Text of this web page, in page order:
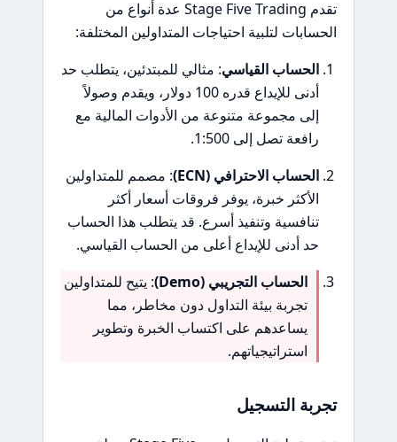
تقدم Stage Five Trading عدة أنواع من
الحسابات لتلبية احتياجات المتداولين المختلفة:
الحساب القياسي: مثالي للمبتدئين، يتطلب حد
أدنى للإيداع قدره 100 دولار، ويقدم وصولاً
إلى مجموعة متنوعة من الأدوات المالية مع
رافعة تصل إلى 1:500.
الحساب الاحترافي (ECN)
: مصمم للمتداولين
الأكثر خبرة، يوفر فروقات أسعار أكثر
تنافسية وتنفيذ أسرع. قد يتطلب هذا الحساب
حد أدنى للإيداع أعلى من الحساب القياسي.
الحساب التجريبي (Demo)
: يتيح للمتداولين
تجربة بيئة التداول دون مخاطر، مما
يساعدهم على اكتساب الخبرة وتطوير
استراتيجياتهم.
تجربة التسجيل